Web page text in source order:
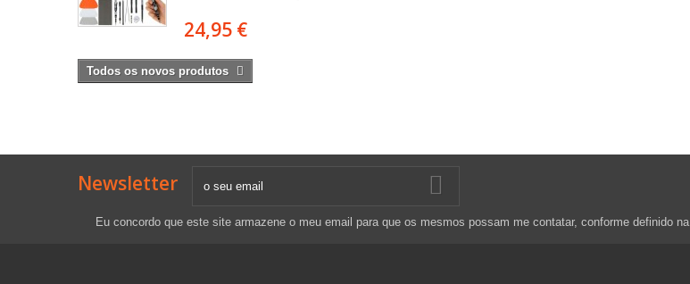
24,95 €
Todos os novos produtos
Newsletter
Eu concordo que este site armazene o meu email para que os mesmos possam me contatar, conforme definido na